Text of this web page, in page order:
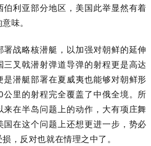
伯利亚部分地区，美国此举显然有着
味。
署战略核潜艇，以加强对朝鲜的延伸
三叉戟潜射弹道导弹的射程更是高达
潜艇部署在夏威夷也能够对朝鲜形
里的射程完全覆盖了中俄全境。所
来在半岛问题上的动作，大有项庄舞
国在这个问题上还想更进一步，势必
，反对也就在情理之中了。